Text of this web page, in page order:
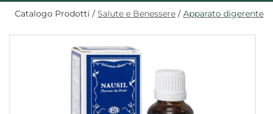
Catalogo Prodotti / Salute e Benessere / Apparato digerente